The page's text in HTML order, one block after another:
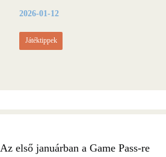
2026-01-12
Játéktippek
Az első januárban a Game Pass-re